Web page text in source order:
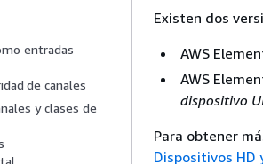
entradas
de canales
y clases de
Existen dos
AWS
AWS
dispositivo
Para obtener
Dispositivos HD